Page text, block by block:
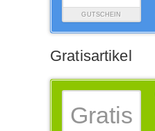
GUTSCHEIN
Gratisartikel
Gratis